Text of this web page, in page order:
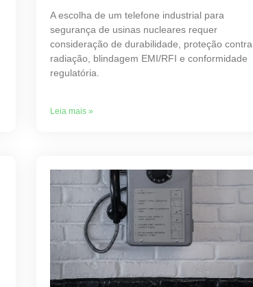
A escolha de um telefone industrial para
segurança de usinas nucleares requer
consideração de durabilidade, proteção contra
radiação, blindagem EMI/RFI e conformidade
regulatória.
Leia mais »